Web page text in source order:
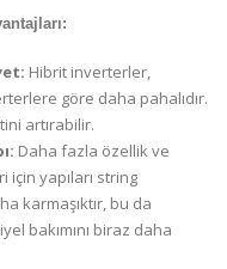
Hibrit inverterler,
göre daha pahalıdır.
artırabilir.
Daha fazla özellik ve
yapıları string
karmaşıktır, bu da
bakımını biraz daha